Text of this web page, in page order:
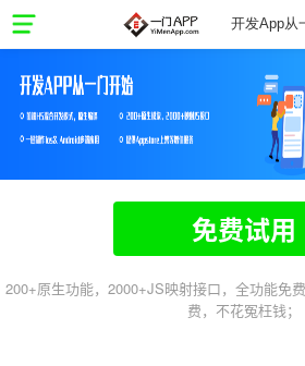
开发App从
免费试用
200+原生功能，2000+JS映射接口，全功能免
费，不花冤枉钱；